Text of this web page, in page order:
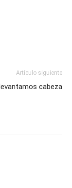
Artículo siguiente
cabeza